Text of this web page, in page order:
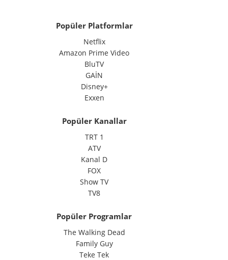
Popüler Platformlar
Netflix
Amazon Prime Video
BluTV
GAİN
Disney+
Exxen
Popüler Kanallar
TRT 1
ATV
Kanal D
FOX
Show TV
TV8
Popüler Programlar
The Walking Dead
Family Guy
Teke Tek